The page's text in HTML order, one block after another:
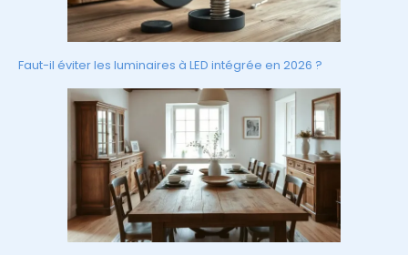
Faut-il éviter les luminaires à LED intégrée en 2026 ?